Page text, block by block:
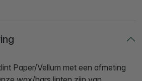
Paper/Vellum met een afmeting